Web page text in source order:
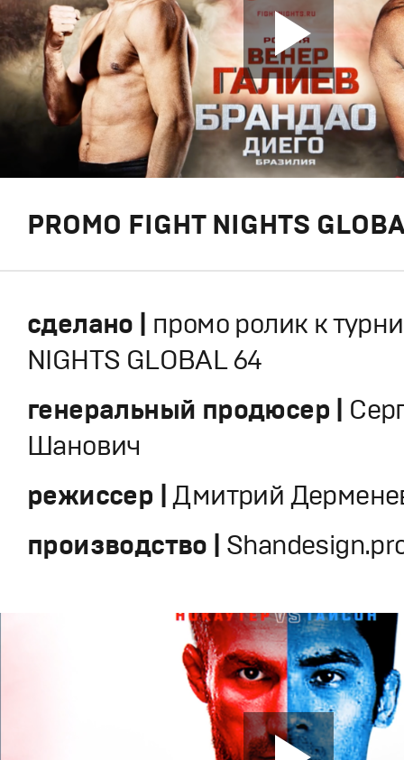
PROMO FIGHT NIGHTS
сделано | промо ролик к
NIGHTS GLOBAL 64
генеральный продюсер |
Шанович
режиссер |Дмитрий
производство |